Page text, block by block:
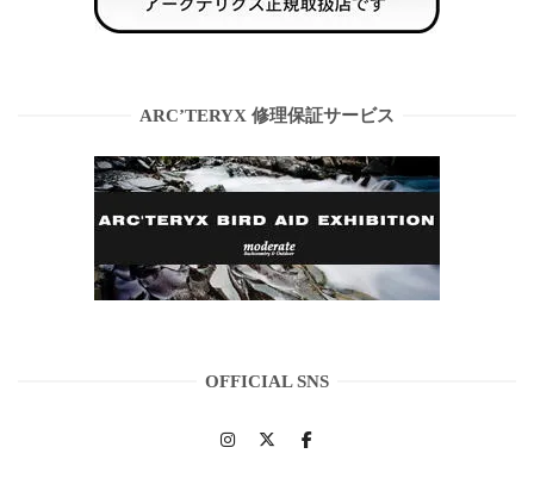
ARC’TERYX 修理保証サービス
OFFICIAL SNS